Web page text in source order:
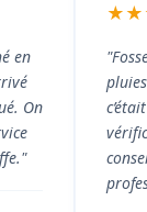
en
On